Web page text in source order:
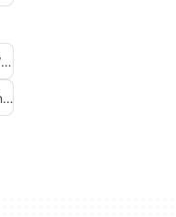
Giochi Seconda Guerra Mondiale Per Windows
Giochi Di Simulazione Di Guerra Per Windows